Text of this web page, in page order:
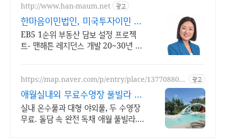
http://www.han-maum.net 광고
한마음이민법인, 미국투자이민 미
국 영주권 취득 솔루션
EB5 1순위 부동산 담보 설정 프로젝
트- 맨해튼 레지던스 개발 20~30년 경
https://map.naver.com/p/entry/place/137708803
광고
애월실내외 무료수영장 풀빌라 반
려견 동반 이국적 감성숙소
실내 온수풀과 대형 야외풀, 두 수영장
무료. 돌담 속 완전 독채 애월 풀빌라.